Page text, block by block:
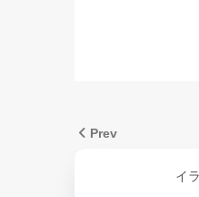
Prev
イ